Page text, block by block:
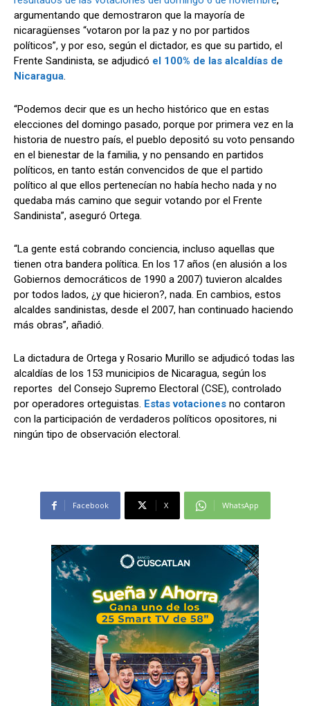
Comparta
Facebook X WhatsApp
Síganos
Comparta
Facebook X WhatsApp
Síganos
argumentando que demostraron que la mayoría de
nicaragüenses “votaron por la paz y no por partidos
políticos”, y por eso, según el dictador, es que su partido, el
Frente Sandinista, se adjudicó el 100% de las alcaldías de
Nicaragua.
“Podemos decir que es un hecho histórico que en estas
elecciones del domingo pasado, porque por primera vez en la
historia de nuestro país, el pueblo depositó su voto pensando
en el bienestar de la familia, y no pensando en partidos
políticos, en tanto están convencidos de que el partido
político al que ellos pertenecían no había hecho nada y no
quedaba más camino que seguir votando por el Frente
Sandinista”, aseguró Ortega.
“La gente está cobrando conciencia, incluso aquellas que
tienen otra bandera política. En los 17 años (en alusión a los
Gobiernos democráticos de 1990 a 2007) tuvieron alcaldes
por todos lados, ¿y que hicieron?, nada. En cambios, estos
alcaldes sandinistas, desde el 2007, han continuado haciendo
más obras”, añadió.
La dictadura de Ortega y Rosario Murillo se adjudicó todas las
alcaldías de los 153 municipios de Nicaragua, según los
reportes del Consejo Supremo Electoral (CSE), controlado
por operadores orteguistas. Estas votaciones no contaron
con la participación de verdaderos políticos opositores, ni
ningún tipo de observación electoral.
Facebook X WhatsApp